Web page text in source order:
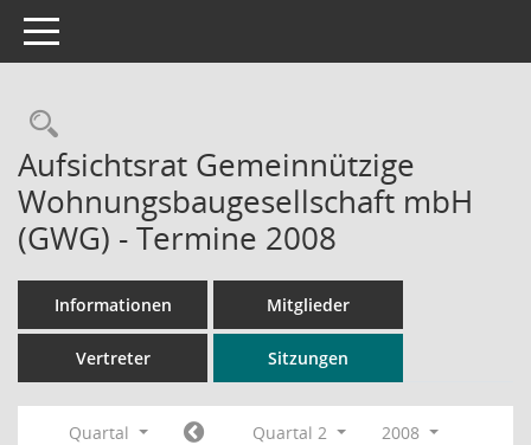
Toggle navigation
Rechercheauswahl
Aufsichtsrat Gemeinnützige
Wohnungsbaugesellschaft mbH
(GWG) - Termine 2008
Informationen Mitglieder
Vertreter Sitzungen
Quartal Quartal 2
2008